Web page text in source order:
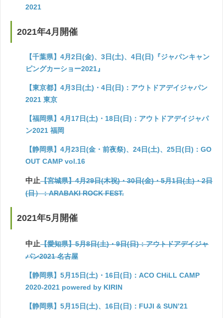
2021
2021年4月開催
【千葉県】4月2日(金)、3日(土)、4日(日)『ジャパンキャン
ピングカーショー2021』
【東京都】4月3日(土)・4日(日)：アウトドアデイジャパン
2021 東京
【福岡県】4月17日(土)・18日(日)：アウトドアデイジャパ
ン2021 福岡
【静岡県】4月23日(金・前夜祭)、24日(土)、25日(日)：GO
OUT CAMP vol.16
中止【宮城県】4月29日(木祝)・30日(金)・5月1日(土)・2日
(日）：ARABAKI ROCK FEST.
2021年5月開催
中止【愛知県】5月8日(土)・9日(日)：アウトドアデイジャ
パン2021 名古屋
【静岡県】5月15日(土)・16日(日)：ACO CHiLL CAMP
2020-2021 powered by KIRIN
【静岡県】5月15日(土)、16日(日)：FUJI & SUN’21